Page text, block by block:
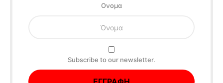
Oνομα
Subscribe to our newsletter.